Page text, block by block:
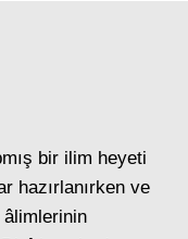
bir ilim heyeti
hazırlanırken ve
âlimlerinin